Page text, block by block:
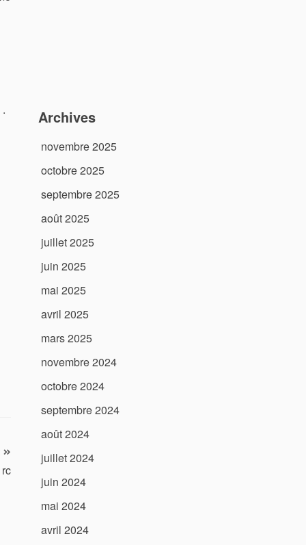
Archives
novembre 2025
octobre 2025
septembre 2025
août 2025
juillet 2025
juin 2025
mai 2025
avril 2025
mars 2025
novembre 2024
octobre 2024
septembre 2024
août 2024
juillet 2024
juin 2024
mai 2024
avril 2024